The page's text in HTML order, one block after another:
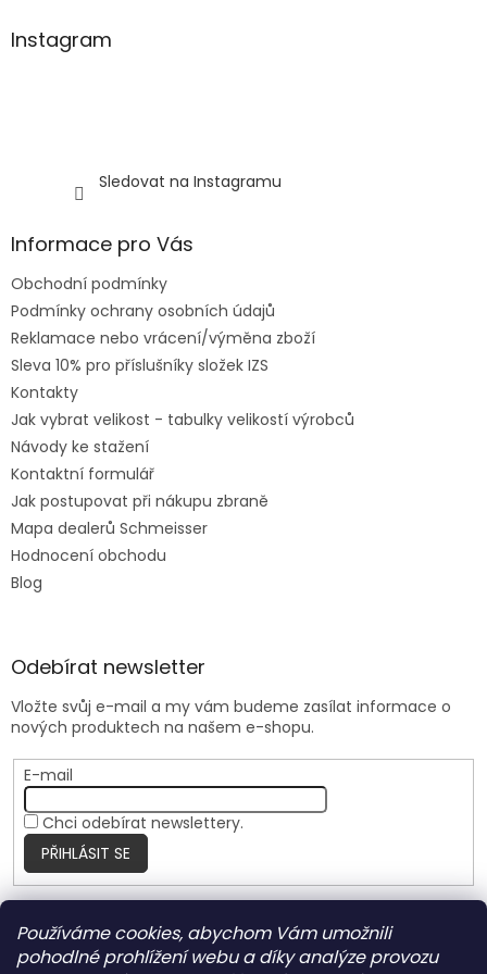
Používáme cookies, abychom Vám umožnili
pohodlné prohlížení webu a díky analýze provozu
Instagram
Sledovat na Instagramu
Informace pro Vás
Obchodní podmínky
Podmínky ochrany osobních údajů
Reklamace nebo vrácení/výměna zboží
Sleva 10% pro příslušníky složek IZS
Kontakty
Jak vybrat velikost - tabulky velikostí výrobců
Návody ke stažení
Kontaktní formulář
Jak postupovat při nákupu zbraně
Mapa dealerů Schmeisser
Hodnocení obchodu
Blog
Odebírat newsletter
Vložte svůj e-mail a my vám budeme zasílat informace o
nových produktech na našem e-shopu.
E-mail
Chci odebírat newslettery.
PŘIHLÁSIT SE
Nite Ize Czech